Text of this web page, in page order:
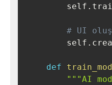
        self
.
# UI
        self
.
def
"""AI